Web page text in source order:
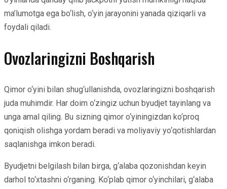
ma’lumotga ega bo‘lish, o‘yin jarayonini yanada qiziqarli va
foydali qiladi.
Ovozlaringizni Boshqarish
Qimor o‘yini bilan shug‘ullanishda, ovozlaringizni boshqarish
juda muhimdir. Har doim o‘zingiz uchun byudjet tayinlang va
unga amal qiling. Bu sizning qimor o‘yiningizdan ko‘proq
qoniqish olishga yordam beradi va moliyaviy yo‘qotishlardan
saqlanishga imkon beradi.
Byudjetni belgilash bilan birga, g‘alaba qozonishdan keyin
darhol to‘xtashni o‘rganing. Ko‘plab qimor o‘yinchilari, g‘alaba